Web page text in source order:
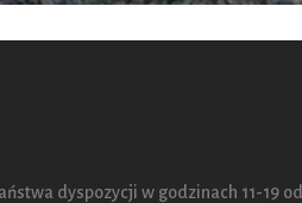
dyspozycji w godzinach 11-19